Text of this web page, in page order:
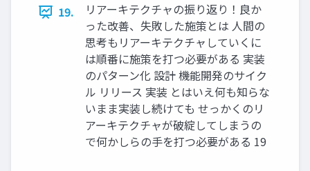
19.
リアーキテクチャの振り返り！良か
った改善、失敗した施策とは 人間の
思考もリアーキテクチャしていくに
は順番に施策を打つ必要がある 実装
のパターン化 設計 機能開発のサイク
ル リリース 実装 とはいえ何も知らな
いまま実装し続けても せっかくのリ
アーキテクチャが破綻してしまうの
で何かしらの手を打つ必要がある 19